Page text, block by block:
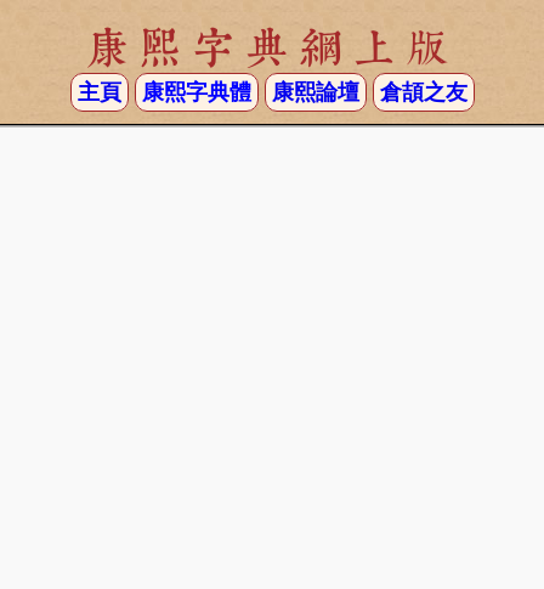
康熙字典網上版
主頁 康熙字典體 康熙論壇 倉頡之友